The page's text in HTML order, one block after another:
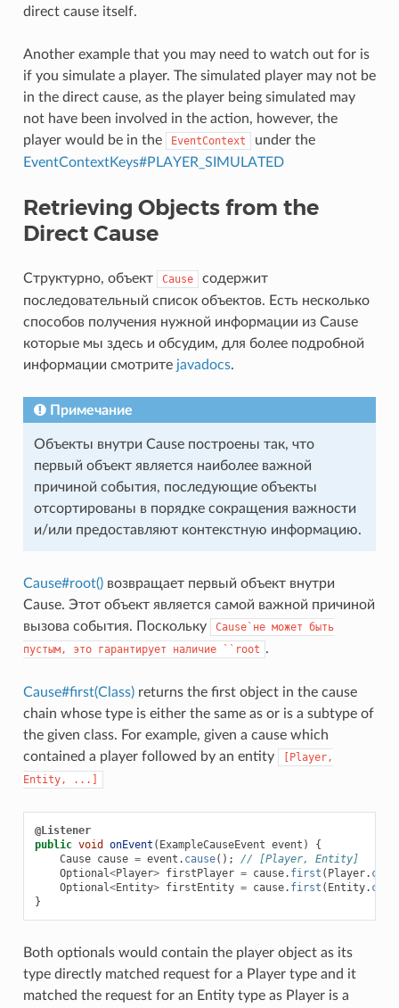
direct cause itself.
Another example that you may need to watch out for is
if you simulate a player. The simulated player may not be
in the direct cause, as the player being simulated may
not have been involved in the action, however, the
player would be in the
EventContext
under the
EventContextKeys#PLAYER_SIMULATED
Retrieving Objects from the
Direct Cause
Структурно, объект Cause
содержит
последовательный список объектов. Есть несколько
способов получения нужной информации из Cause
которые мы здесь и обсудим, для более подробной
информации смотрите javadocs.
Примечание
Объекты внутри Cause построены так, что
первый объект является наиболее важной
причиной события, последующие объекты
отсортированы в порядке сокращения важности
и/или предоставляют контекстную информацию.
Cause#root()возвращает первый объект внутри
Cause. Этот объект является самой важной причиной
вызова события. Поскольку
Cause`не может быть
пустым,
это гарантирует наличие ``root .
Cause#first(Class)returns the first object in the cause
chain whose type is either the same as or is a subtype of
the given class. For example, given a cause which
contained a player followed by an entity
[Player,
Entity,
...]
@Listener
public void onEvent ( ExampleCauseEvent event )
{
Cause cause = event . cause();
// [Player, Entity]
Optional<Player> firstPlayer = cause. first ( Player.
Optional<Entity> firstEntity = cause. first ( Entity.
}
Both optionals would contain the player object as its
type directly matched request for a Player type and it
matched the request for an Entity type as Player is a